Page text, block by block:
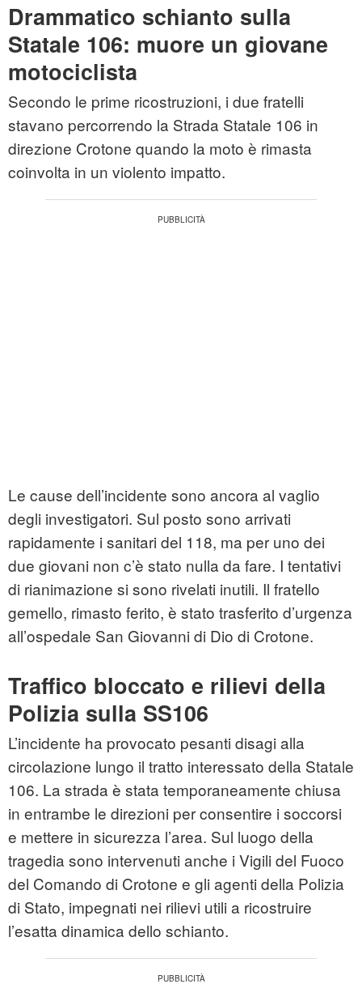
Drammatico schianto sulla
Statale 106: muore un giovane
motociclista
Secondo le prime ricostruzioni, i due fratelli
stavano percorrendo la Strada Statale 106 in
direzione Crotone quando la moto è rimasta
coinvolta in un violento impatto.
Le cause dell’incidente sono ancora al vaglio
degli investigatori. Sul posto sono arrivati
rapidamente i sanitari del 118, ma per uno dei
due giovani non c’è stato nulla da fare. I tentativi
di rianimazione si sono rivelati inutili. Il fratello
gemello, rimasto ferito, è stato trasferito d’urgenza
all’ospedale San Giovanni di Dio di Crotone.
Traffico bloccato e rilievi della
Polizia sulla SS106
L’incidente ha provocato pesanti disagi alla
circolazione lungo il tratto interessato della Statale
106. La strada è stata temporaneamente chiusa
in entrambe le direzioni per consentire i soccorsi
e mettere in sicurezza l’area. Sul luogo della
tragedia sono intervenuti anche i Vigili del Fuoco
del Comando di Crotone e gli agenti della Polizia
di Stato, impegnati nei rilievi utili a ricostruire
l’esatta dinamica dello schianto.